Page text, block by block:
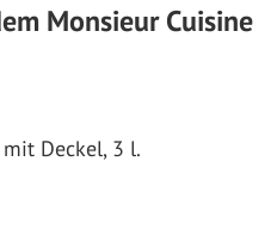
Monsieur Cuisine
Deckel, 3 l.